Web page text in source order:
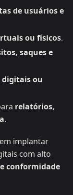
de usuários e
ou físicos.
saques e
digitais ou
relatórios,
.
implantar
com alto
conformidade